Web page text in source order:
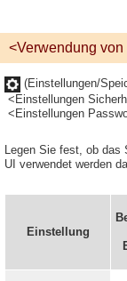
<Verwendung
(Einstellungen/
<Einstellungen
<Einstellungen
Legen Sie fest, ob das
UI verwendet werden
Einstellung